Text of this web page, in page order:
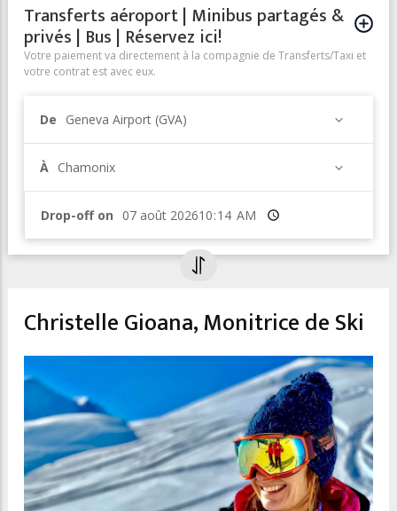
Transferts aéroport | Minibus partagés &
privés | Bus | Réservez ici!
Votre paiement va directement à la compagnie de Transferts/Taxi et
votre contrat est avec eux.
De Geneva Airport (GVA)
À Chamonix
Drop-off on Heure
Christelle Gioana, Monitrice de Ski